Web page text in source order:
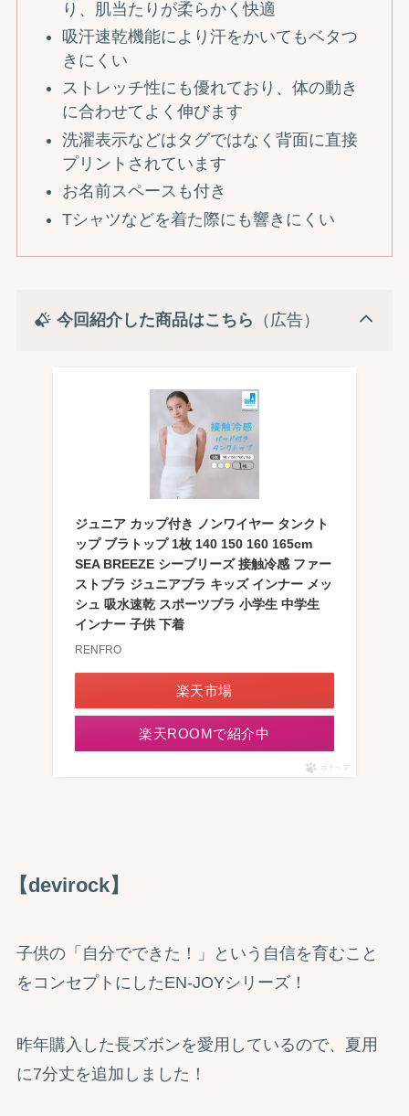
り、肌当たりが柔らかく快適
吸汗速乾機能により汗をかいてもベタつ
きにくい
ストレッチ性にも優れており、体の動き
に合わせてよく伸びます
洗濯表示などはタグではなく背面に直接
プリントされています
お名前スペースも付き
Tシャツなどを着た際にも響きにくい
今回紹介した商品はこちら （広告）
ジュニア カップ付き ノンワイヤー タンクト
ップ ブラトップ 1枚 140 150 160 165cm
SEA BREEZE シーブリーズ 接触冷感 ファー
ストブラ ジュニアブラ キッズ インナー メッ
シュ 吸水速乾 スポーツブラ 小学生 中学生
インナー 子供 下着
RENFRO
楽天市場
楽天ROOMで紹介中
ポチップ
【devirock】
子供の「自分でできた！」という自信を育むこと
をコンセプトにしたEN-JOYシリーズ！
昨年購入した長ズボンを愛用しているので、夏用
に7分丈を追加しました！